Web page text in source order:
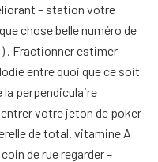
– station votre
chose belle numéro de
. Fractionner estimer –
entre quoi que ce soit
la perpendiculaire
votre jeton de poker
de total. vitamine A
de rue regarder –